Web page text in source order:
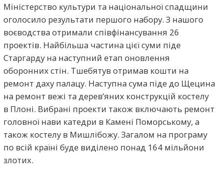
Міністерство культури та національної спадщини
оголосило результати першого набору. З нашого
воєводства отримали співфінансування 26
проектів. Найбільша частина цієї суми піде
Старгарду на наступний етап оновлення
оборонних стін. Тшебятув отримав кошти на
ремонт даху палацу. Наступна сума піде до Щецина
на ремонт вежі та дерев’яних конструкцій костелу
в Плоні. Вибрані проекти також включають ремонт
головної нави катедри в Камені Поморському, а
також костелу в Мишлібожу. Загалом на програму
по всій країні буде виділено понад 164 мільйони
злотих.